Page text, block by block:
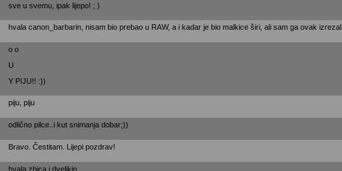
sve u svemu, ipak lijepo! ; )
hvala canon_barbarin, nisam bio prebao u RAW, a i kadar je bio malkice širi, ali sam ga ovak izrezal
o o
U
Y PIJU!! :))
piju, piju
odlično pilce..i kut snimanja dobar;))
Bravo. Čestitam. Lijepi pozdrav!
hvala zbica i dvelikin